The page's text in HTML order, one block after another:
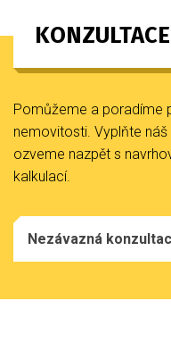
Pomůžeme a poradíme
nemovitosti. Vyplňte
ozveme nazpět s
kalkulací.
Nezávazná